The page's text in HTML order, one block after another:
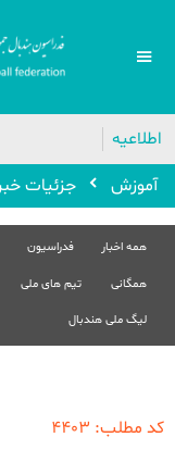
اطلاعیه
آموزش
جزئیات
همه اخبار فدراسیون
همگانی تیم های ملی
لیگ ملی هندبال
کد مطلب: 4403